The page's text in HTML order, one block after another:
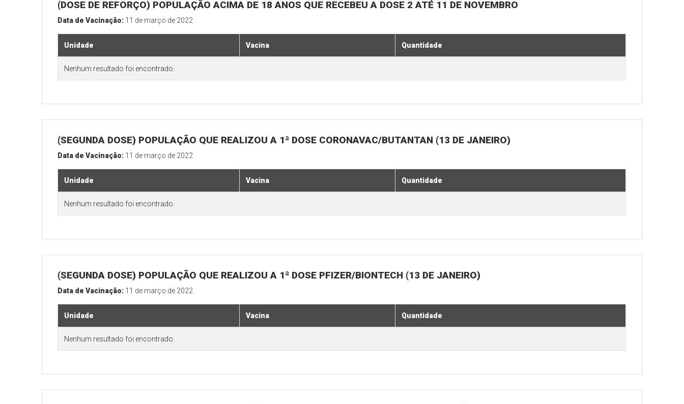
(DOSE DE REFORÇO) POPULAÇÃO ACIMA DE 18 ANOS QUE RECEBEU A DOSE 2 ATÉ 11 DE NOVEMBRO
Data de Vacinação: 11 de março de 2022
Unidade Vacina Quantidade
Nenhum resultado foi encontrado.
(SEGUNDA DOSE) POPULAÇÃO QUE REALIZOU A 1ª DOSE CORONAVAC/BUTANTAN (13 DE JANEIRO)
Data de Vacinação: 11 de março de 2022
Unidade Vacina Quantidade
Nenhum resultado foi encontrado.
(SEGUNDA DOSE) POPULAÇÃO QUE REALIZOU A 1ª DOSE PFIZER/BIONTECH (13 DE JANEIRO)
Data de Vacinação: 11 de março de 2022
Unidade Vacina Quantidade
Nenhum resultado foi encontrado.